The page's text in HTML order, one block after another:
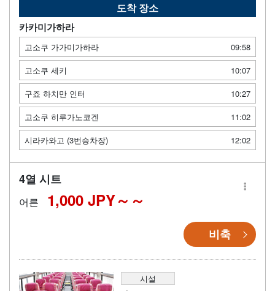
도착 장소
카카미가하라
고소쿠 가가미가하라
09:58
고소쿠 세키
10:07
구죠 하치만 인터
10:27
고소쿠 히루가노코겐
11:02
시라카와고 (3번승차장)
12:02
4열 시트
어른 1,000 JPY～
비축
시설